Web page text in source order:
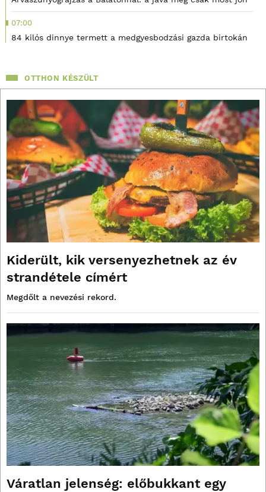
07:00
84 kilós dinnye termett a medgyesbodzási gazda birtokán
OTTHON KÉSZÜLT
Kiderült, kik versenyezhetnek az év
strandétele címért
Megdőlt a nevezési rekord.
Váratlan jelenség: előbukkant egy